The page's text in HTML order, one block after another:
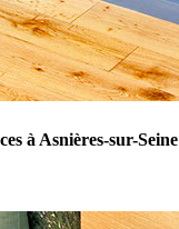
à Asnières-sur-Seine